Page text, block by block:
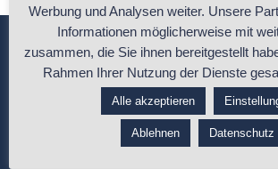
Heike Schauz ist Malermeisterin und Feng-
Werbung und Analysen weiter. Unsere
Informationen möglicherweise mit
zusammen, die Sie ihnen bereitgestellt
Rahmen Ihrer Nutzung der Dienste
Alle akzeptieren
Ablehnen Datenschutz